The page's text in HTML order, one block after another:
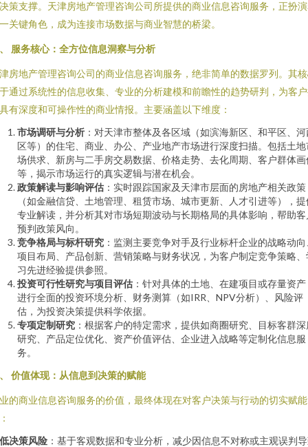
策支撑。天津房地产管理咨询公司所提供的商业信息咨询服务，正扮
关键角色，成为连接市场数据与商业智慧的桥梁。
服务核心：全方位信息洞察与分析
房地产管理咨询公司的商业信息咨询服务，绝非简单的数据罗列。其
通过系统性的信息收集、专业的分析建模和前瞻性的趋势研判，为客
有深度和可操作性的商业情报。主要涵盖以下维度：
市场调研与分析 ：对天津市整体及各区域（如滨海新区、和平区、河
区等）的住宅、商业、办公、产业地产市场进行深度扫描。包括土地
场供求、新房与二手房交易数据、价格走势、去化周期、客户群体画
等，揭示市场运行的真实逻辑与潜在机会。
政策解读与影响评估 ：实时跟踪国家及天津市层面的房地产相关政策
（如金融信贷、土地管理、租赁市场、城市更新、人才引进等），
专业解读，并分析其对市场短期波动与长期格局的具体影响，帮助客
预判政策风向。
竞争格局与标杆研究 ：监测主要竞争对手及行业标杆企业的战略动
项目布局、产品创新、营销策略与财务状况，为客户制定竞争策略、
习先进经验提供参照。
投资可行性研究与项目评估 ：针对具体的土地、在建项目或存量资
进行全面的投资环境分析、财务测算（如IRR、NPV分析）、风险评
估，为投资决策提供科学依据。
专项定制研究 ：根据客户的特定需求，提供如商圈研究、目标客群深
研究、产品定位优化、资产价值评估、企业进入战略等定制化信息服
务。
价值体现：从信息到决策的赋能
的商业信息咨询服务的价值，最终体现在对客户决策与行动的切实赋能
决策风险 ：基于客观数据和专业分析，减少因信息不对称或主观误判